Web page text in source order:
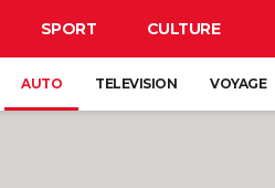
SPORT CULTURE
AUTO TELEVISION VOYAGE